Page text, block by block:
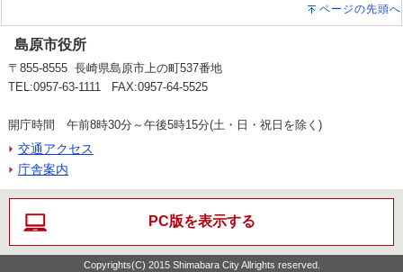
ページの先頭へ
島原市役所
〒855-8555 長崎県島原市上の町537番地
TEL:0957-63-1111 FAX:0957-64-5525
開庁時間 午前8時30分～午後5時15分(土・日・祝日を除く)
交通アクセス
庁舎案内
PC版を表示する
Copyrights(C) 2015 Shimabara City Allrights reserved.